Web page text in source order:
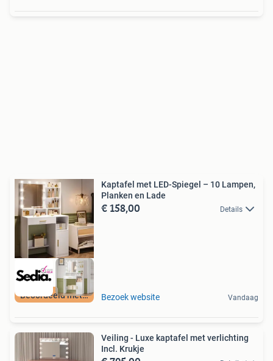
Beoordeeld met 9+
Kaptafel met LED-Spiegel – 10 Lampen,
Planken en Lade
€ 158,00 Details
Bezoek website Vandaag
Veiling - Luxe kaptafel met verlichting
Incl. Krukje